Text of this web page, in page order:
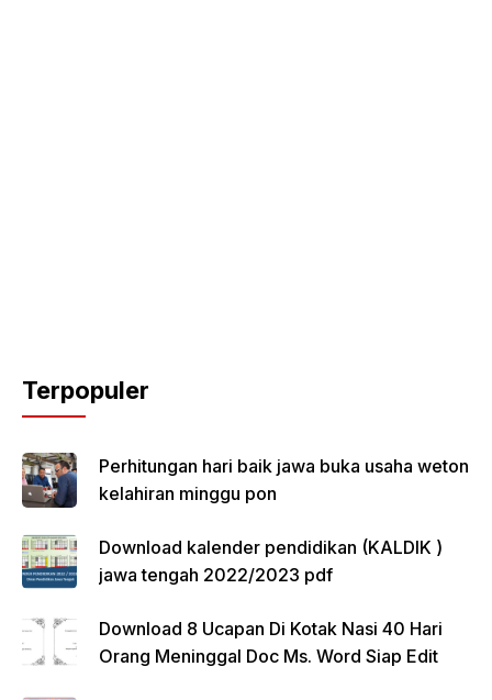
Terpopuler
Perhitungan hari baik jawa buka usaha weton
kelahiran minggu pon
Download kalender pendidikan (KALDIK )
jawa tengah 2022/2023 pdf
Download 8 Ucapan Di Kotak Nasi 40 Hari
Orang Meninggal Doc Ms. Word Siap Edit